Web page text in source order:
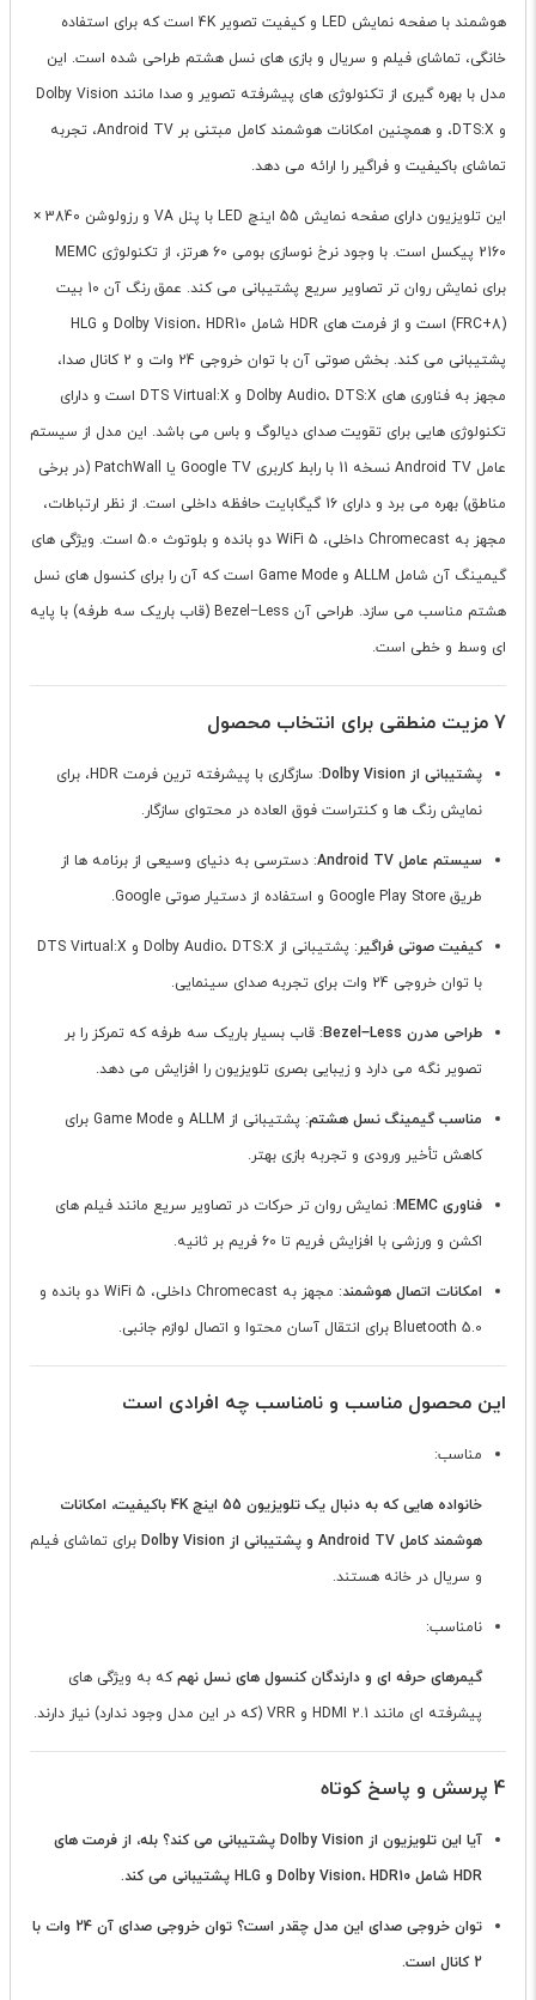
هوشمند با صفحه نمایش LED و کیفیت تصویر 4K است که برای استفاده
خانگی، تماشای فیلم و سریال و بازی های نسل هشتم طراحی شده است. این
مدل با بهره گیری از تکنولوژی های پیشرفته تصویر و صدا مانند Dolby Vision
و DTS:X، و همچنین امکانات هوشمند کامل مبتنی بر Android TV، تجربه
تماشای باکیفیت و فراگیر را ارائه می دهد.
این تلویزیون دارای صفحه نمایش 55 اینچ LED با پنل VA و رزولوشن 3840 ×
2160 پیکسل است. با وجود نرخ نوسازی بومی 60 هرتز، از تکنولوژی MEMC
برای نمایش روان تر تصاویر سریع پشتیبانی می کند. عمق رنگ آن 10 بیت
(8+FRC) است و از فرمت های HDR شامل Dolby Vision، HDR10 و HLG
پشتیبانی می کند. بخش صوتی آن با توان خروجی 24 وات و 2 کانال صدا،
مجهز به فناوری های Dolby Audio، DTS:X و DTS Virtual:X است و دارای
تکنولوژی هایی برای تقویت صدای دیالوگ و باس می باشد. این مدل از سیستم
عامل Android TV نسخه 11 با رابط کاربری Google TV یا PatchWall (در برخی
مناطق) بهره می برد و دارای 16 گیگابایت حافظه داخلی است. از نظر ارتباطات،
مجهز به Chromecast داخلی، WiFi 5 دو بانده و بلوتوث 5.0 است. ویژگی های
گیمینگ آن شامل ALLM و Game Mode است که آن را برای کنسول های نسل
هشتم مناسب می سازد. طراحی آن Bezel−Less (قاب باریک سه طرفه) با پایه
ای وسط و خطی است.
7 مزیت منطقی برای انتخاب محصول
پشتیبانی از Dolby Vision
: سازگاری با پیشرفته ترین فرمت HDR، برای
نمایش رنگ ها و کنتراست فوق العاده در محتوای سازگار.
سیستم عامل Android TV
: دسترسی به دنیای وسیعی از برنامه ها از
طریق Google Play Store و استفاده از دستیار صوتی Google.
کیفیت صوتی فراگیر
: پشتیبانی از Dolby Audio، DTS:X و DTS Virtual:X
با توان خروجی 24 وات برای تجربه صدای سینمایی.
طراحی مدرن Bezel−Less
: قاب بسیار باریک سه طرفه که تمرکز را بر
تصویر نگه می دارد و زیبایی بصری تلویزیون را افزایش می دهد.
مناسب گیمینگ نسل هشتم
: پشتیبانی از ALLM و Game Mode برای
کاهش تأخیر ورودی و تجربه بازی بهتر.
فناوری MEMC
: نمایش روان تر حرکات در تصاویر سریع مانند فیلم های
اکشن و ورزشی با افزایش فریم تا 60 فریم بر ثانیه.
امکانات اتصال هوشمند
: مجهز به Chromecast داخلی، WiFi 5 دو بانده و
Bluetooth 5.0 برای انتقال آسان محتوا و اتصال لوازم جانبی.
این محصول مناسب و نامناسب چه افرادی است
مناسب:
خانواده هایی که به دنبال یک تلویزیون 55 اینچ 4K باکیفیت، امکانات
هوشمند کامل Android TV و پشتیبانی از Dolby Vision
برای تماشای فیلم
و سریال در خانه هستند.
نامناسب:
گیمرهای حرفه ای و دارندگان کنسول های نسل نهمکه به ویژگی های
پیشرفته ای مانند HDMI 2.1 و VRR (که در این مدل وجود ندارد) نیاز دارند.
4 پرسش و پاسخ کوتاه
آیا این تلویزیون از Dolby Vision پشتیبانی می کند؟
بله، از فرمت های
HDR شامل Dolby Vision، HDR10 و HLG پشتیبانی می کند.
توان خروجی صدای این مدل چقدر است؟
توان خروجی صدای آن 24 وات با
2 کانال است.